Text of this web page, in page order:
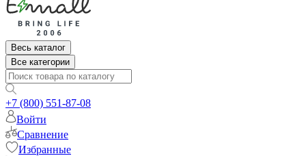
Весь каталог
Все категории
+7 (800) 551-87-08
Войти
Сравнение
Избранные